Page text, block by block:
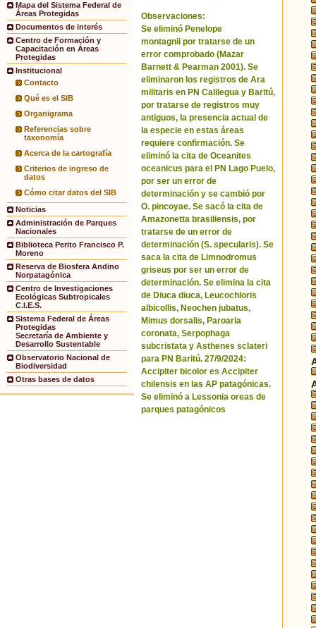
Mapa del Sistema Federal de
Áreas Protegidas
Documentos de interés
Centro de Formación y
Capacitación en Áreas
Protegidas
Institucional
Contacto
Qué es el SIB
Organigrama
Referencias sobre
taxonomía
Acerca de la cartografía
Criterios de ingreso de
datos
Cómo citar datos del SIB
Noticias
Administración de Parques
Nacionales
Biblioteca Perito Francisco P.
Moreno
Reserva de Biosfera Andino
Norpatagónica
Centro de Investigaciones
Ecológicas Subtropicales
C.I.E.S.
Sistema Federal de Áreas
Protegidas
Secretaría de Ambiente y
Desarrollo Sustentable
Observatorio Nacional de
Biodiversidad
Otras bases de datos
Observaciones:
Se eliminó Penelope
montagnii por tratarse de un
error comprobado (Mazar
Barnett & Pearman 2001). Se
eliminaron los registros de Ara
militaris en PN Calilegua y Baritú,
por tratarse de registros muy
antiguos, la presencia actual de
la especie en estas áreas
requiere confirmación. Se
eliminó la cita de Oceanites
oceanicus para el PN Lago Puelo,
por ser un error de
determinación y se cambió por
O. pincoyae. Se sacó la cita de
Amazonetta brasiliensis, por
tratarse de un error de
determinación (S. specularis). Se
saca la cita de Limnodromus
griseus por ser un error de
determinación. Se elimina la cita
de Diuca diuca, Leucochloris
albicollis, Neochen jubatus,
Mimus dorsalis, Paroaria
coronata, Serpophaga
subcristata y Asthenes sclateri
para PN Baritú. 27/9/2024:
Accipiter bicolor es Accipiter
chilensis en las AP patagónicas.
Se eliminó a Lessonia oreas de
parques patagónicos